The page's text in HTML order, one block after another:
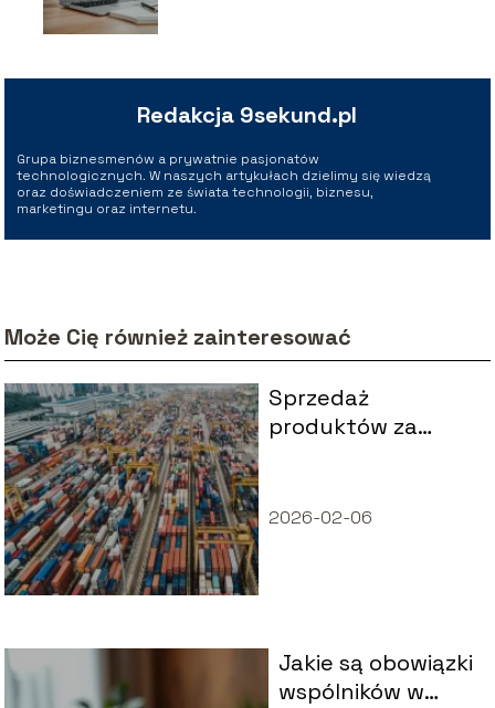
Redakcja 9sekund.pl
Grupa biznesmenów a prywatnie pasjonatów
technologicznych. W naszych artykułach dzielimy się wiedzą
oraz doświadczeniem ze świata technologii, biznesu,
marketingu oraz internetu.
Może Cię również zainteresować
Sprzedaż
produktów za
wzrostu
2026-02-06
Jakie są obowiązki
wspólników w